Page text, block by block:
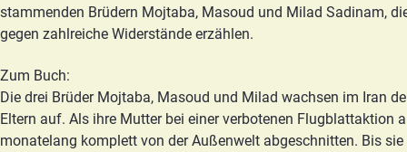
Glocken für HagenowBlaues
stammenden Brüdern Mojtaba, Masoud und Milad Sadinam,
gegen zahlreiche Widerstände erzählen.
Zum Buch:
Die drei Brüder Mojtaba, Masoud und Milad wachsen im Iran
Eltern auf. Als ihre Mutter bei einer verbotenen Flugblattaktion
monatelang komplett von der Außenwelt abgeschnitten. Bis